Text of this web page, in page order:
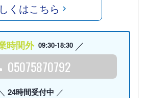
くはこちら
時間外 09:30-18:30
05075870792
24時間受付中